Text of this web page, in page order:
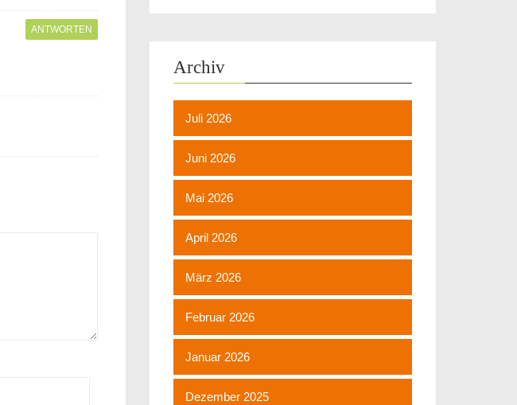
ANTWORTEN
Archiv
Juli 2026
Juni 2026
Mai 2026
April 2026
März 2026
Februar 2026
Januar 2026
Dezember 2025